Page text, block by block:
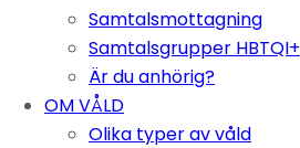
Samtalsmottagning
Samtalsgrupper HBTQI+
Är du anhörig?
OM VÅLD
Olika typer av våld